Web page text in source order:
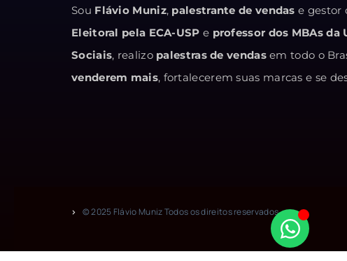
Sou Flávio Muniz, palestrante de vendas e gestor
Eleitoral pela ECA-USP e professor dos MBAs da
Sociais, realizo palestras de vendasem todo o
venderem mais, fortalecerem suas marcas e se
© 2025 Flávio Muniz Todos os direitos reservados.